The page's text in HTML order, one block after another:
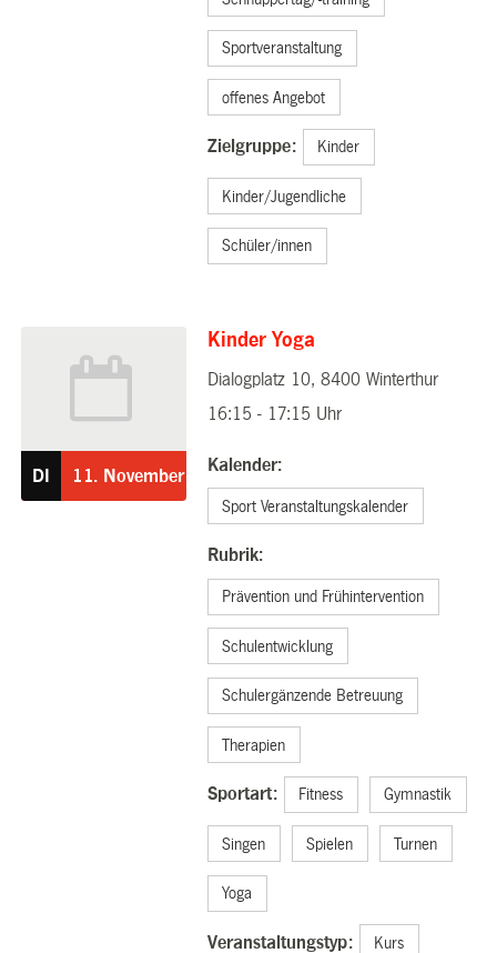
Sportveranstaltung
offenes Angebot
Zielgruppe: Kinder
Kinder/Jugendliche
Schüler/innen
DI 11. November
Kinder Yoga
Dialogplatz 10, 8400 Winterthur
16:15 - 17:15 Uhr
Kalender:
Sport Veranstaltungskalender
Rubrik:
Prävention und Frühintervention
Schulentwicklung
Schulergänzende Betreuung
Therapien
Sportart: Fitness Gymnastik
Singen Spielen Turnen
Yoga
Veranstaltungstyp: Kurs